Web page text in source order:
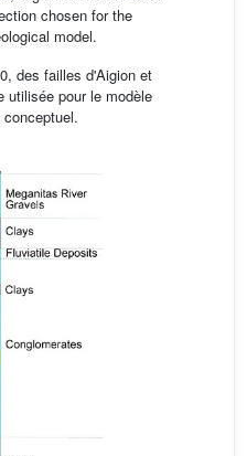
chosen for the
model.
des failles d'Aigion et
utilisée pour le modèle
conceptuel.